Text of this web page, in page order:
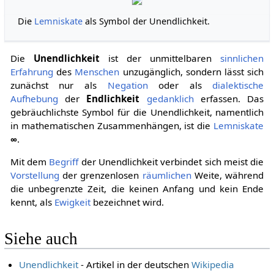
Die Lemniskate als Symbol der Unendlichkeit.
Die Unendlichkeitist der unmittelbarensinnlichen
Erfahrung des Menschen unzugänglich, sondern lässt sich
zunächst nur als Negationoder als dialektische
Aufhebung der Endlichkeit gedanklicherfassen. Das
gebräuchlichste Symbol für die Unendlichkeit, namentlich
in mathematischen Zusammenhängen, ist die Lemniskate
∞.
Mit dem Begriffder Unendlichkeit verbindet sich meist die
Vorstellung der grenzenlosen räumlichenWeite, während
die unbegrenzte Zeit, die keinen Anfang und kein Ende
kennt, als Ewigkeitbezeichnet wird.
Siehe auch
Unendlichkeit - Artikel in der deutschenWikipedia